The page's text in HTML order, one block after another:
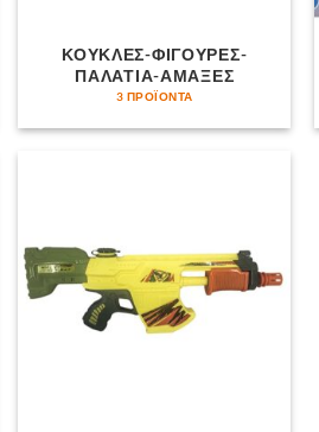
ΚΟΥΚΛΕΣ-ΦΙΓΟΥΡΕΣ-
ΠΑΛΑΤΙΑ-ΑΜΑΞΕΣ
3 ΠΡΟΪΌΝΤΑ